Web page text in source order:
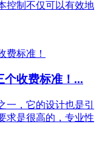
控制不仅可以有效地
个收费标准！...
，它的设计也是引
求是很高的，专业性